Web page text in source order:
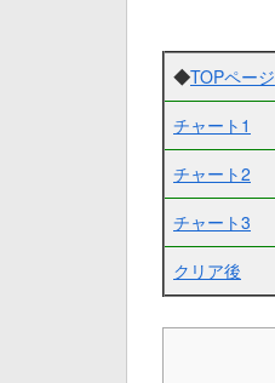
◆TOPページ
チャート1
チャート2
チャート3
クリア後